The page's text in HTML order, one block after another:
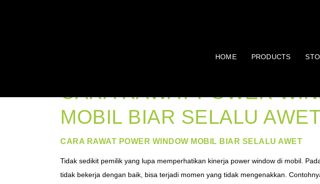
HOME PRODUCTS
CARA RAWAT POWER
MOBIL BIAR SELALU
CARA RAWAT POWER WINDOW MOBIL BIAR SELALU AWET
Tidak sedikit pemilik yang lupa memperhatikan kinerja power window di mobil.
tidak bekerja dengan baik, bisa terjadi momen yang tidak mengenakkan.